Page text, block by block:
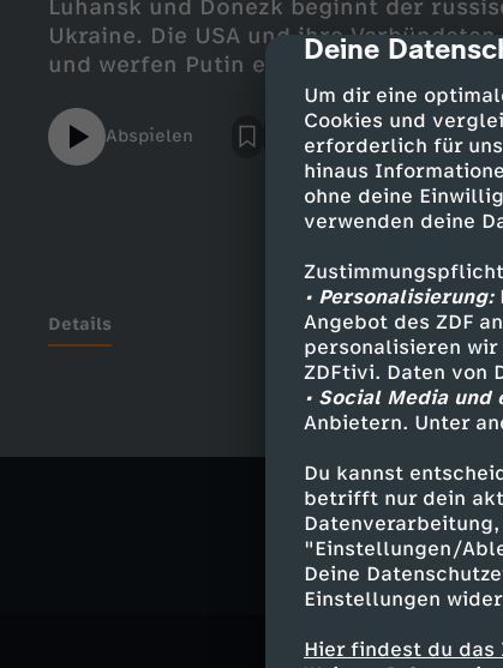
cmp-dialog-
Deine
Um dir eine
Cookies und
erforderlich für
hinaus
ohne deine
verwenden deine
• Personalisierung:
Angebot des ZDF
personalisieren wir
ZDFtivi. Daten von
• Social Media
Anbietern. Unter
Du kannst
betrifft nur dein
"Einstellungen/
Deine
Einstellungen
Hier findest du das
Luhansk und Donezk beginnt der
Ukraine. Die USA und ihre
und werfen Putin einen
Abspielen
Details